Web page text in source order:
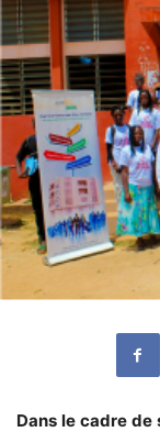
Dans le cadre de